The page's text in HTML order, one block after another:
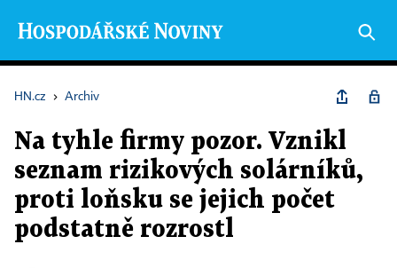
HN.cz › Archiv
Na tyhle firmy pozor. Vznikl
seznam rizikových solárníků,
proti loňsku se jejich počet
podstatně rozrostl